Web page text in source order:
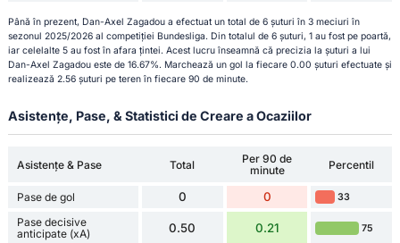
Până în prezent, Dan-Axel Zagadou a efectuat un total de 6 șuturi în 3 meciuri în
sezonul 2025/2026 al competiției Bundesliga. Din totalul de 6 șuturi, 1 au fost pe poartă,
iar celelalte 5 au fost în afara țintei. Acest lucru înseamnă că precizia la șuturi a lui
Dan-Axel Zagadou este de 16.67%. Marchează un gol la fiecare 0.00 șuturi efectuate și
realizează 2.56 șuturi pe teren în fiecare 90 de minute.
Asistențe, Pase, & Statistici de Creare a Ocaziilor
Asistențe & Pase Total
Per 90 de
minute
Percentil
Pase de gol 0 0 33
Pase decisive
anticipate (xA)
0.50 0.21 75